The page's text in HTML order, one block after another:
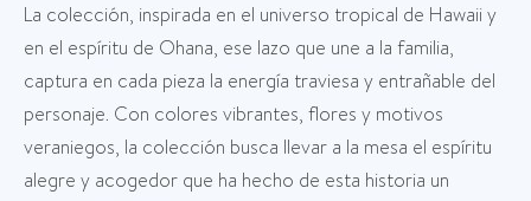
La colección, inspirada en el universo tropical de Hawaii y
en el espíritu de Ohana, ese lazo que une a la familia,
captura en cada pieza la energía traviesa y entrañable del
personaje. Con colores vibrantes, flores y motivos
veraniegos, la colección busca llevar a la mesa el espíritu
alegre y acogedor que ha hecho de esta historia un